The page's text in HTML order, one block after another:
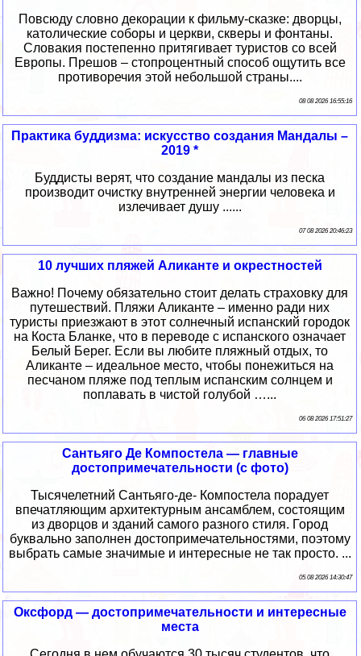
Повсюду словно декорации к фильму-сказке: дворцы,
католические соборы и церкви, скверы и фонтаны.
Словакия постепенно притягивает туристов со всей
Европы. Прешов – стопроцентный способ ощутить все
противоречия этой небольшой страны....
08 08 2026 16:55:16
Практика буддизма: искусство создания Мандалы –
2019 *
Буддисты верят, что создание мандалы из песка
производит очистку внутренней энергии человека и
излечивает душу ......
07 08 2026 20:46:23
10 лучших пляжей Аликанте и окрестностей
Важно! Почему обязательно стоит делать страховку для
путешествий. Пляжи Аликанте – именно ради них
туристы приезжают в этот солнечный испанский городок
на Коста Бланке, что в переводе с испанского означает
Белый Берег. Если вы любите пляжный отдых, то
Аликанте – идеальное место, чтобы понежиться на
песчаном пляже под теплым испанским солнцем и
поплавать в чистой голубой …...
06 08 2026 17:51:27
Сантьяго Де Компостела — главные
достопримечательности (с фото)
Тысячелетний Сантьяго-де- Компостела порадует
впечатляющим архитектурным ансамблем, состоящим
из дворцов и зданий самого разного стиля. Город
буквально заполнен достопримечательностями, поэтому
выбрать самые значимые и интересные не так просто. ...
05 08 2026 14:30:47
Оксфорд — достопримечательности и интересные
места